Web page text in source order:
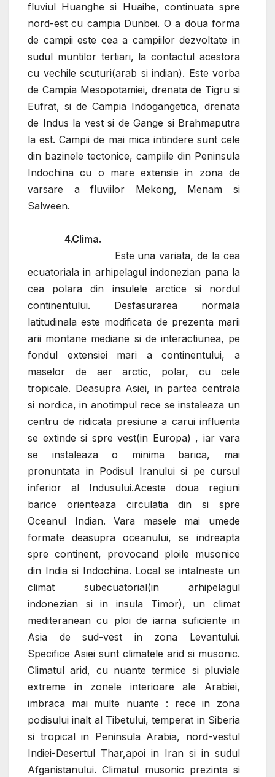
fluviul Huanghe si Huaihe, continuata spre
nord-est cu campia Dunbei. O a doua forma
de campii este cea a campiilor dezvoltate in
sudul muntilor tertiari, la contactul acestora
cu vechile scuturi(arab si indian). Este vorba
de Campia Mesopotamiei, drenata de Tigru si
Eufrat, si de Campia Indogangetica, drenata
de Indus la vest si de Gange si Brahmaputra
la est. Campii de mai mica intindere sunt cele
din bazinele tectonice, campiile din Peninsula
Indochina cu o mare extensie in zona de
varsare a fluviilor Mekong, Menam si
Salween.
4.Clima.
Este una variata, de la cea
ecuatoriala in arhipelagul indonezian pana la
cea polara din insulele arctice si nordul
continentului. Desfasurarea normala
latitudinala este modificata de prezenta marii
arii montane mediane si de interactiunea, pe
fondul extensiei mari a continentului, a
maselor de aer arctic, polar, cu cele
tropicale. Deasupra Asiei, in partea centrala
si nordica, in anotimpul rece se instaleaza un
centru de ridicata presiune a carui influenta
se extinde si spre vest(in Europa) , iar vara
se instaleaza o minima barica, mai
pronuntata in Podisul Iranului si pe cursul
inferior al Indusului.Aceste doua regiuni
barice orienteaza circulatia din si spre
Oceanul Indian. Vara masele mai umede
formate deasupra oceanului, se indreapta
spre continent, provocand ploile musonice
din India si Indochina. Local se intalneste un
climat subecuatorial(in arhipelagul
indonezian si in insula Timor), un climat
mediteranean cu ploi de iarna suficiente in
Asia de sud-vest in zona Levantului.
Specifice Asiei sunt climatele arid si musonic.
Climatul arid, cu nuante termice si pluviale
extreme in zonele interioare ale Arabiei,
imbraca mai multe nuante : rece in zona
podisului inalt al Tibetului, temperat in Siberia
si tropical in Peninsula Arabia, nord-vestul
Indiei-Desertul Thar,apoi in Iran si in sudul
Afganistanului. Climatul musonic prezinta si